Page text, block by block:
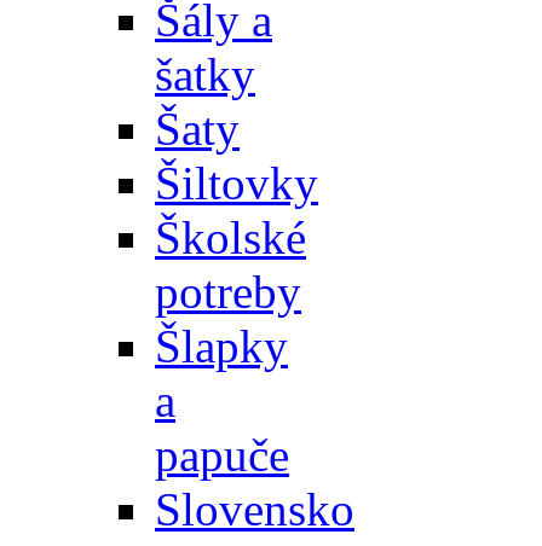
Šály a
šatky
Šaty
Šiltovky
Školské
potreby
Šlapky
a
papuče
Slovensko